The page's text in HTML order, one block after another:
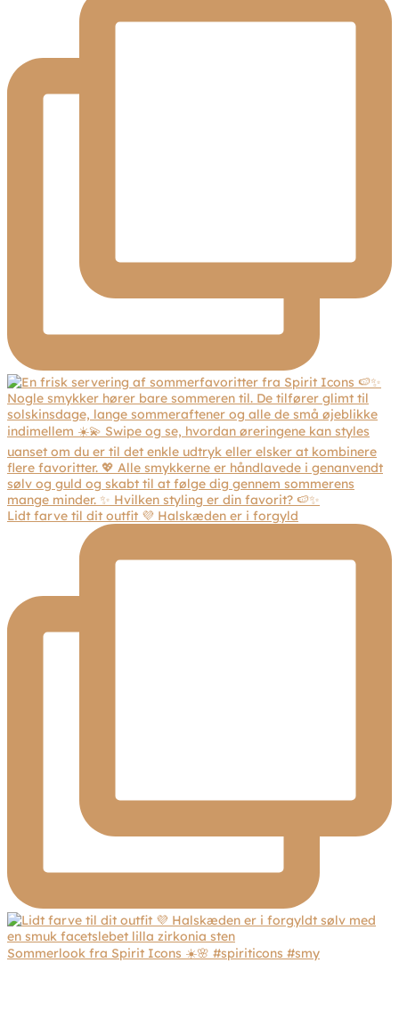
Lidt farve til dit outfit 💜 Halskæden er i forgyld
Sommerlook fra Spirit Icons ☀️🌸 #spiriticons #smy